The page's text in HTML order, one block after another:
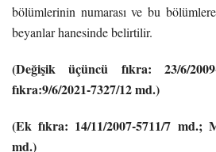
bölümlerinin numarası ve bu
beyanlar hanesinde belirtilir.
(Değişik üçüncü fıkra: 23/6/
fıkra:9/6/2021-7327/12 md.)
(Ek fıkra: 14/11/2007-5711/7 md.;
md.)